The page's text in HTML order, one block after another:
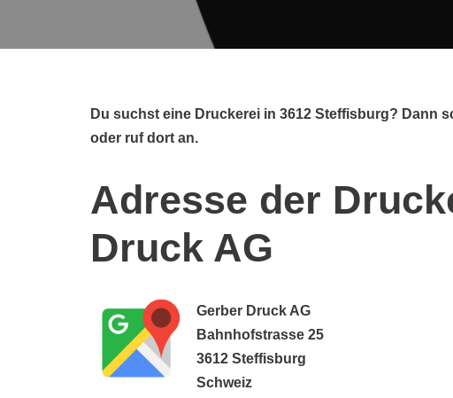
Du suchst eine Druckerei in 3612 Steffisburg? Dann
oder ruf dort an.
Adresse der
Druck AG
Gerber Druck AG
Bahnhofstrasse 25
3612 Steffisburg
Schweiz